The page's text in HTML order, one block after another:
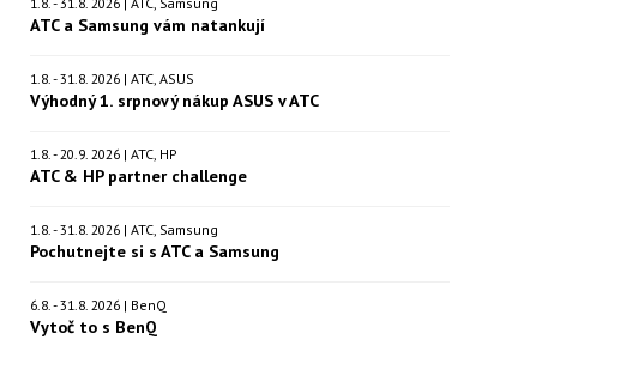
ATC a Samsung vám natankují
1.8. - 31.8. 2026 | ATC, ASUS
Výhodný 1. srpnový nákup ASUS v ATC
1.8. - 20.9. 2026 | ATC, HP
ATC & HP partner challenge
1.8. - 31.8. 2026 | ATC, Samsung
Pochutnejte si s ATC a Samsung
6.8. - 31.8. 2026 | BenQ
Vytoč to s BenQ